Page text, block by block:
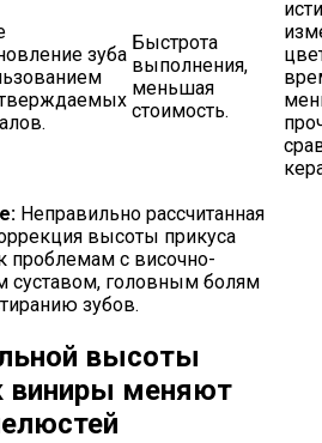
зуба
Быстрота
выполнения,
меньшая
стоимость.
Неправильно рассчитанная
высоты прикуса
проблемам с височно-
головным болям
зубов.
высоты
виниры меняют